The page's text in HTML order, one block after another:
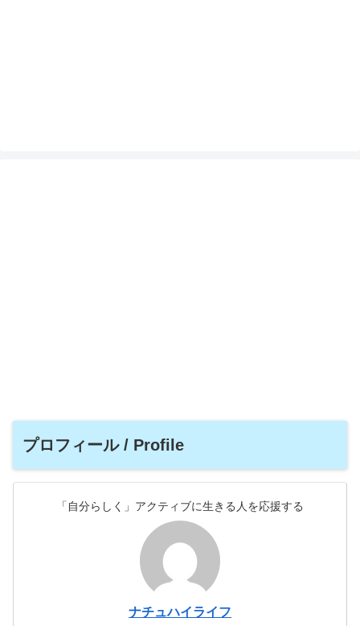
プロフィール / Profile
「自分らしく」アクティブに生きる人を応援する
ナチュハイライフ